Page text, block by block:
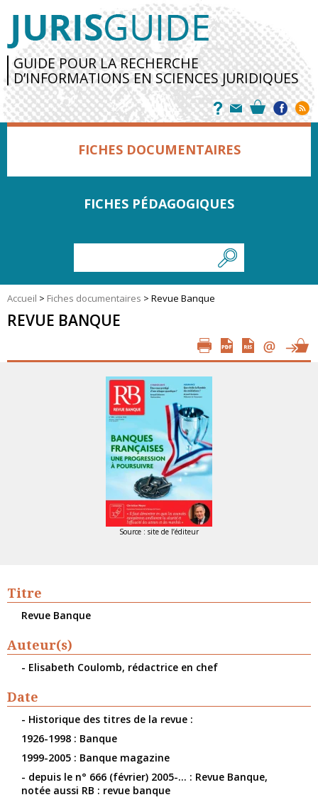
GUIDE POUR LA RECHERCHE
D’INFORMATIONS EN SCIENCES JURIDIQUES
FICHES DOCUMENTAIRES
FICHES PÉDAGOGIQUES
Accueil > Fiches documentaires > Revue Banque
REVUE BANQUE
Source : site de l’éditeur
Titre
Revue Banque
Auteur(s)
- Elisabeth Coulomb, rédactrice en chef
Date
- Historique des titres de la revue :
1926-1998 : Banque
1999-2005 : Banque magazine
- depuis le n° 666 (février) 2005-... : Revue Banque,
notée aussi RB : revue banque